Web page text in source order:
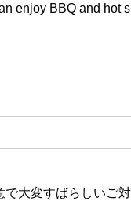
enjoy BBQ and hot
大変すばらしいご対